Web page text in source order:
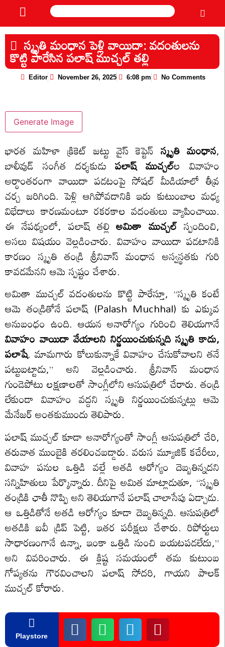
స్మృతి మంధాన పెళ్లి వాయిదా: వదంతులను
కొట్టి పారేసిన పలాష్ ముచ్చల్ తల్లి
Editor November 26, 2025 6:08 pm No Comments
Generate Image
భారత మహిళా క్రికెట్ జట్టు వైస్ కెప్టెన్ స్మృతి మంధాన,
బాలీవుడ్ సంగీత దర్శకుడుపలాష్ ముచ్చల్‌ల వివాహం
అర్ధాంతరంగా వాయిదా పడటంపై సోషల్ మీడియాలో తీవ్ర
చర్చ జరిగింది. పెళ్లి ఆగిపోవడానికి ఇరు కుటుంబాల మధ్య
విభేదాలు కారణమంటూ రకరకాల వదంతులు వ్యాపించాయి.
ఈ నేపథ్యంలో, పలాష్ తల్లిఅమితా ముచ్చల్ స్పందించి,
అసలు విషయం వెల్లడించారు. వివాహం వాయిదా పడటానికి
కారణం స్మృతి తండ్రి శ్రీనివాస్ మంధాన అస్వస్థతకు గురి
కావడమేనని ఆమె స్పష్టం చేశారు.
అమితా ముచ్చల్ వదంతులను కొట్టి పారేస్తూ, “స్మృతి కంటే
ఆమె తండ్రితోనే పలాష్‌ (Palash Muchhal) కు ఎక్కువ
అనుబంధం ఉంది. ఆయన అనారోగ్యం గురించి తెలియగానే
వివాహం వాయిదా వేయాలని నిర్ణయించుకున్నది స్మృతి కాదు,
పలాషే. మామగారు కోలుకున్నాకే వివాహం చేసుకోవాలని తనే
పట్టుబట్టాడు,” అని వెల్లడించారు. శ్రీనివాస్ మంధాన
గుండెపోటు లక్షణాలతో సాంగ్లీలోని ఆసుపత్రిలో చేరారు. తండ్రి
లేకుండా వివాహం వద్దని స్మృతి నిర్ణయించుకున్నట్లు ఆమె
మేనేజర్ అంతకుముందు తెలిపారు.
పలాష్ ముచ్చల్ కూడా అనారోగ్యంతో సాంగ్లీ ఆసుపత్రిలో చేరి,
తరువాత ముంబైకి తరలించబడ్డారు. వరుస మ్యూజిక్ కచేరీలు,
వివాహ పనుల ఒత్తిడి వల్లే అతడి ఆరోగ్యం దెబ్బతిన్నదని
సన్నిహితులు పేర్కొన్నారు. దీనిపై అమిత మాట్లాడుతూ, “స్మృతి
తండ్రికి ఛాతీ నొప్పి అని తెలియగానే పలాష్ చాలాసేపు ఏడ్చాడు.
ఆ ఒత్తిడితోనే అతడి ఆరోగ్యం కూడా దెబ్బతిన్నది. ఆసుపత్రిలో
అతడికి ఐవీ డ్రిప్ పెట్టి, ఇతర పరీక్షలు చేశారు. రిపోర్టులు
సాధారణంగానే ఉన్నా, ఇంకా ఒత్తిడి నుంచి బయటపడలేదు,”
అని వివరించారు. ఈ క్లిష్ట సమయంలో తమ కుటుంబ
గోప్యతను గౌరవించాలని పలాష్ సోదరి, గాయని పాలక్
ముచ్చల్ కోరారు.
Playstore